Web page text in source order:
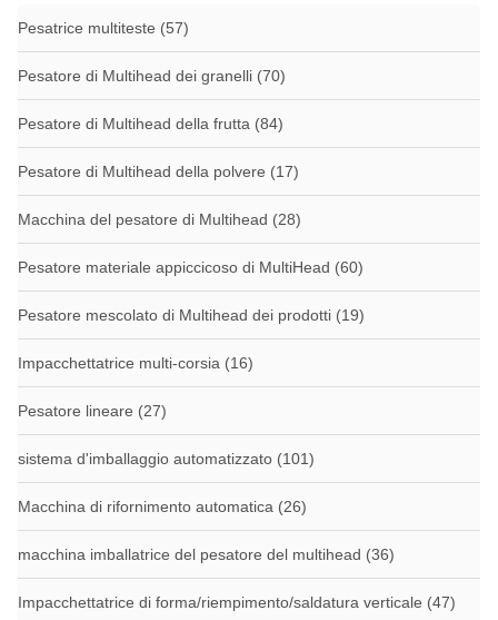
Pesatrice multiteste (57)
Pesatore di Multihead dei granelli (70)
Pesatore di Multihead della frutta (84)
Pesatore di Multihead della polvere (17)
Macchina del pesatore di Multihead (28)
Pesatore materiale appiccicoso di MultiHead (60)
Pesatore mescolato di Multihead dei prodotti (19)
Impacchettatrice multi-corsia (16)
Pesatore lineare (27)
sistema d'imballaggio automatizzato (101)
Macchina di rifornimento automatica (26)
macchina imballatrice del pesatore del multihead (36)
Impacchettatrice di forma/riempimento/saldatura verticale (47)